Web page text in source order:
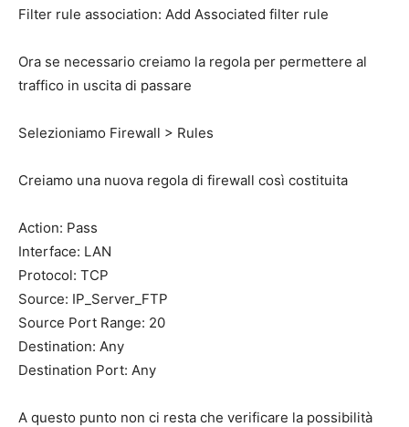
Filter rule association: Add Associated filter rule
Ora se necessario creiamo la regola per permettere al
traffico in uscita di passare
Selezioniamo Firewall > Rules
Creiamo una nuova regola di firewall così costituita
Action: Pass
Interface: LAN
Protocol: TCP
Source: IP_Server_FTP
Source Port Range: 20
Destination: Any
Destination Port: Any
A questo punto non ci resta che verificare la possibilità